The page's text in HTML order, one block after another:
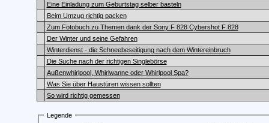
Eine Einladung zum Geburtstag selber basteln
Beim Umzug richtig packen
Zum Fotobuch zu Themen dank der Sony F 828 Cybershot F 828
Der Winter und seine Gefahren
Winterdienst - die Schneebeseitigung nach dem Wintereinbruch
Die Suche nach der richtigen Singlebörse
Außenwhirlpool, Whirlwanne oder Whirlpool Spa?
Was Sie über Haustüren wissen sollten
So wird richtig gemessen
Legende